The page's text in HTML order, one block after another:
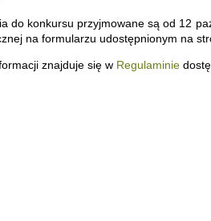
do konkursu przyjmowane są od 12
na formularzu udostępnionym na
znajduje się w Regulaminie